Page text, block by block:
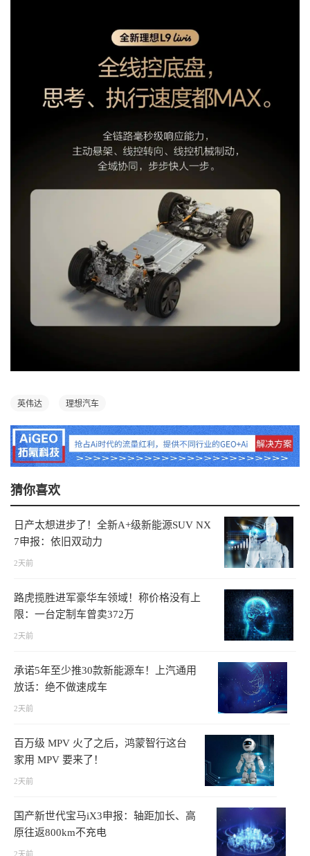
英伟达 理想汽车
猜你喜欢
日产太想进步了！全新A+级新能源SUV NX
7申报：依旧双动力
2天前
路虎揽胜进军豪华车领域！称价格没有上
限：一台定制车曾卖372万
2天前
承诺5年至少推30款新能源车！上汽通用
放话：绝不做速成车
2天前
百万级 MPV 火了之后，鸿蒙智行这台
家用 MPV 要来了！
2天前
国产新世代宝马iX3申报：轴距加长、高
原往返800km不充电
2天前